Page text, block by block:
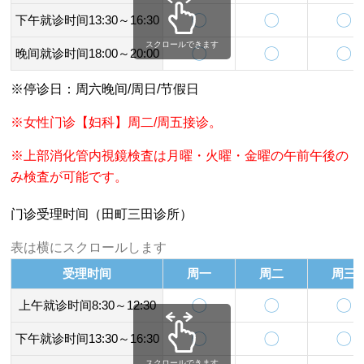
下午就诊时间13:30～16:30 〇 〇 〇
晚间就诊时间18:00～20:00 〇 〇 〇
スクロールできます
※停诊日：周六晚间/周日/节假日
※女性门诊【妇科】周二/周五接诊。
※上部消化管内視鏡検査は月曜・火曜・金曜の午前午後の
み検査が可能です。
门诊受理时间（田町三田诊所）
表は横にスクロールします
受理时间
周一 周二 周三
上午就诊时间8:30～12:30 〇 〇 〇
下午就诊时间13:30～16:30 〇 〇
〇